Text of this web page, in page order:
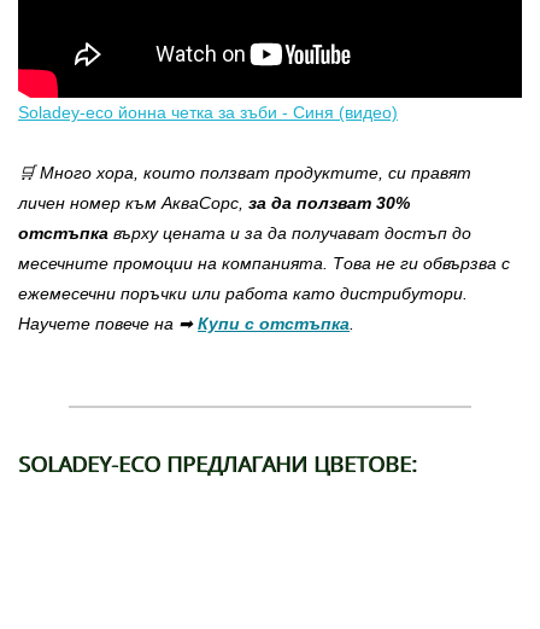
Soladey-eco йонна четка за зъби - Синя (видео)
🛒 Много хора, които ползват продуктите, си правят
личен номер към АкваСорс, за да ползват 30%
отстъпка върху цената и за да получават достъп до
месечните промоции на компанията. Това не ги обвързва с
ежемесечни поръчки или работа като дистрибутори.
Научете повече на ➡Купи с отстъпка
SOLADEY-ECO ПРЕДЛАГАНИ ЦВЕТОВЕ: